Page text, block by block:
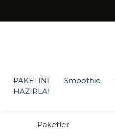
PAKETİNİ
HAZIRLA!
Smoothie
Paketler